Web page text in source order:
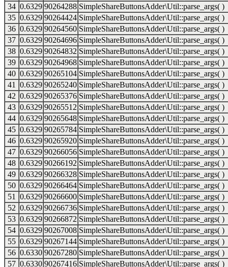
34 0.6329 90264288 SimpleShareButtonsAdder\Util::parse_args( )
35 0.6329 90264424 SimpleShareButtonsAdder\Util::parse_args( )
36 0.6329 90264560 SimpleShareButtonsAdder\Util::parse_args( )
37 0.6329 90264696 SimpleShareButtonsAdder\Util::parse_args( )
38 0.6329 90264832 SimpleShareButtonsAdder\Util::parse_args( )
39 0.6329 90264968 SimpleShareButtonsAdder\Util::parse_args( )
40 0.6329 90265104 SimpleShareButtonsAdder\Util::parse_args( )
41
0.6329 90265240 SimpleShareButtonsAdder\Util::parse_args( )
42 0.6329 90265376 SimpleShareButtonsAdder\Util::parse_args( )
43 0.6329 90265512 SimpleShareButtonsAdder\Util::parse_args( )
44 0.6329 90265648 SimpleShareButtonsAdder\Util::parse_args( )
45 0.6329 90265784 SimpleShareButtonsAdder\Util::parse_args( )
46 0.6329 90265920 SimpleShareButtonsAdder\Util::parse_args( )
47 0.6329 90266056 SimpleShareButtonsAdder\Util::parse_args( )
48 0.6329 90266192 SimpleShareButtonsAdder\Util::parse_args( )
49 0.6329 90266328 SimpleShareButtonsAdder\Util::parse_args( )
50 0.6329 90266464 SimpleShareButtonsAdder\Util::parse_args( )
51
0.6329 90266600 SimpleShareButtonsAdder\Util::parse_args( )
52 0.6329 90266736 SimpleShareButtonsAdder\Util::parse_args( )
53 0.6329 90266872 SimpleShareButtonsAdder\Util::parse_args( )
54 0.6329 90267008 SimpleShareButtonsAdder\Util::parse_args( )
55 0.6329 90267144 SimpleShareButtonsAdder\Util::parse_args( )
56 0.6330 90267280 SimpleShareButtonsAdder\Util::parse_args( )
57 0.6330 90267416 SimpleShareButtonsAdder\Util::parse_args( )